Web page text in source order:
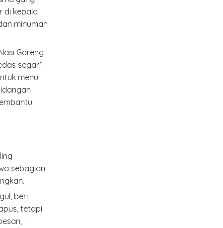
di kepala
minuman
Goreng
segar.”
menu
sebagian
beri
tetapi